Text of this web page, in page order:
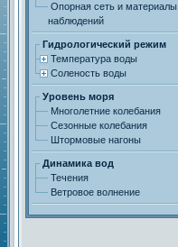
Опорная сеть и материалы
наблюдений
Гидрологический режим
Температура воды
Соленость воды
Уровень моря
Многолетние колебания
Сезонные колебания
Штормовые нагоны
Динамика вод
Течения
Ветровое волнение